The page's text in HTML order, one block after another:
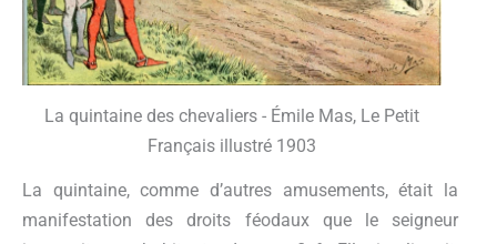
La quintaine des chevaliers - Émile Mas, Le Petit
Français illustré 1903
La quintaine, comme d’autres amusements, était la
manifestation des droits féodaux que le seigneur